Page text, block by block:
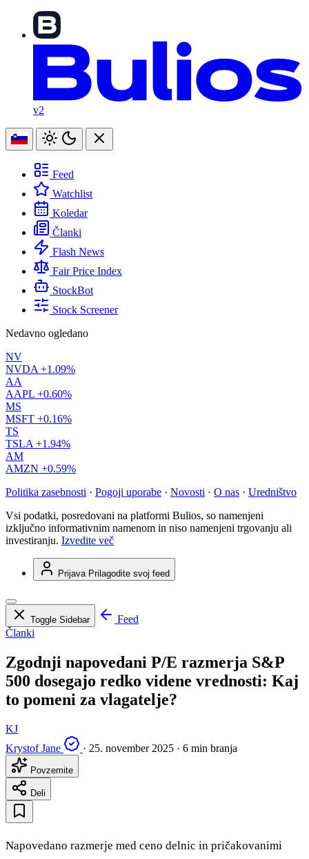
v2
Feed
Watchlist
Koledar
Članki
Flash News
Fair Price Index
StockBot
Stock Screener
Nedavno ogledano
NV
NVDA +1.09%
AA
AAPL +0.60%
MS
MSFT +0.16%
TS
TSLA +1.94%
AM
AMZN +0.59%
Politika zasebnosti · Pogoji uporabe · Novosti · O nas · Uredništvo
Vsi podatki, posredovani na platformi Bulios, so namenjeni
izključno informativnim namenom in niso namenjeni trgovanju ali
investiranju. Izvedite več
Prijava Prilagodite svoj feed
Toggle Sidebar
Feed
Članki
Zgodnji napovedani P/E razmerja S&P
500 dosegajo redko videne vrednosti: Kaj
to pomeni za vlagatelje?
KJ
Krystof Jane
· 25. november 2025 · 6 min branja
Povzemite
Deli
Napovedano razmerje med ceno delnic in pričakovanimi